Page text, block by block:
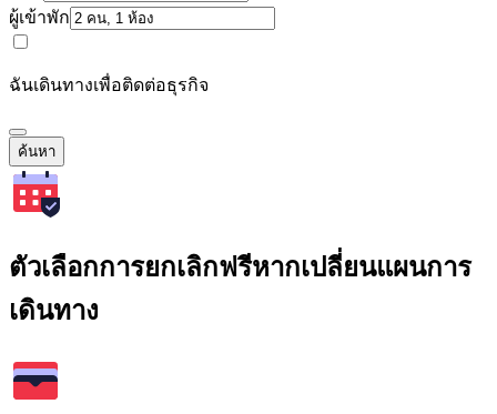
ผู้เข้าพัก
ฉันเดินทางเพื่อติดต่อธุรกิจ
ค้นหา
ตัวเลือกการยกเลิกฟรีหากเปลี่ยนแผนการ
เดินทาง